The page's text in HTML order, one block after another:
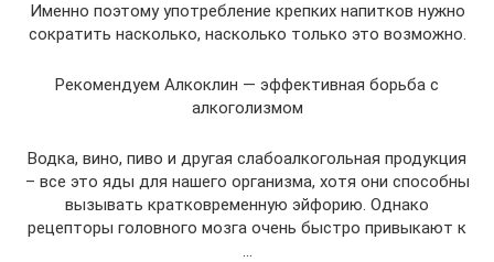
Именно поэтому употребление крепких напитков нужно
сократить насколько, насколько только это возможно.
Рекомендуем Алкоклин — эффективная борьба с
алкоголизмом
Водка, вино, пиво и другая слабоалкогольная продукция
– все это яды для нашего организма, хотя они способны
вызывать кратковременную эйфорию. Однако
рецепторы головного мозга очень быстро привыкают к
…